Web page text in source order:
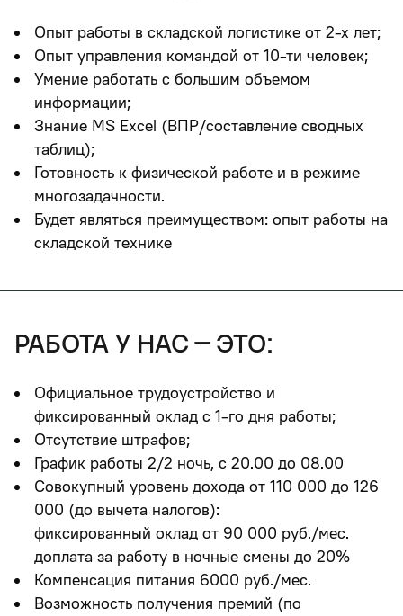
Опыт работы в складской логистике от 2-х лет;
Опыт управления командой от 10-ти человек;
Умение работать с большим объемом
информации;
Знание MS Excel (ВПР/составление сводных
таблиц);
Готовность к физической работе и в режиме
многозадачности.
Будет являться преимуществом: опыт работы на
складской технике
работа у нас – это:
Официальное трудоустройство и
фиксированный оклад с 1-го дня работы;
Отсутствие штрафов;
График работы 2/2 ночь, с 20.00 до 08.00
Совокупный уровень дохода от 110 000 до 126
000 (до вычета налогов):
фиксированный оклад от 90 000 руб./мес.
доплата за работу в ночные смены до 20%
Компенсация питания 6000 руб./мес.
Возможность получения премий (по